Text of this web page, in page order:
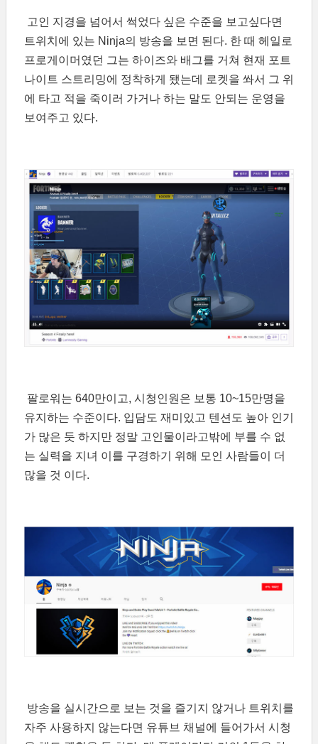
고인 지경을 넘어서 썩었다 싶은 수준을 보고싶다면
트위치에 있는 Ninja의 방송을 보면 된다. 한 때 헤일로
프로게이머였던 그는 하이즈와 배그를 거쳐 현재 포트
나이트 스트리밍에 정착하게 됐는데 로켓을 쏴서 그 위
에 타고 적을 죽이러 가거나 하는 말도 안되는 운영을
보여주고 있다.
팔로워는 640만이고, 시청인원은 보통 10~15만명을
유지하는 수준이다. 입담도 재미있고 텐션도 높아 인기
가 많은 듯 하지만 정말 고인물이라고밖에 부를 수 없
는 실력을 지녀 이를 구경하기 위해 모인 사람들이 더
많을 것 이다.
방송을 실시간으로 보는 것을 즐기지 않거나 트위치를
자주 사용하지 않는다면 유튜브 채널에 들어가서 시청